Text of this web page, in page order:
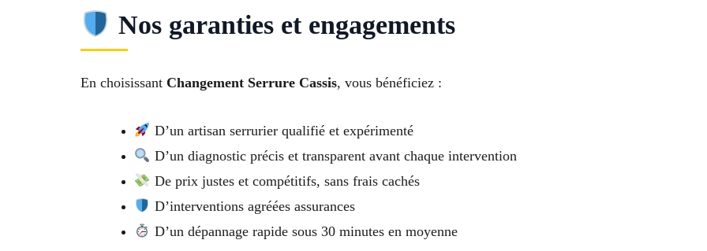
Nos garanties et engagements
En choisissant Changement Serrure Cassis, vous bénéficiez :
D’un artisan serrurier qualifié et expérimenté
D’un diagnostic précis et transparent avant chaque intervention
De prix justes et compétitifs, sans frais cachés
D’interventions agréées assurances
D’un dépannage rapide sous 30 minutes en moyenne